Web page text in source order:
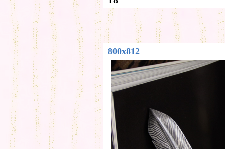
800x812